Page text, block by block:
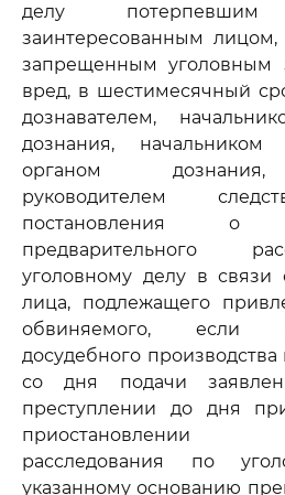
делу
заинтересованным
запрещенным уголовным
вред, в шестимесячный
дознавателем,
дознания, начальником
органом дознания,
руководителем
постановления о
предварительного
уголовному делу в связи
лица, подлежащего
обвиняемого, если
досудебного
со дня подачи
преступлении до дня
приостановлении
расследования по
указанному основанию